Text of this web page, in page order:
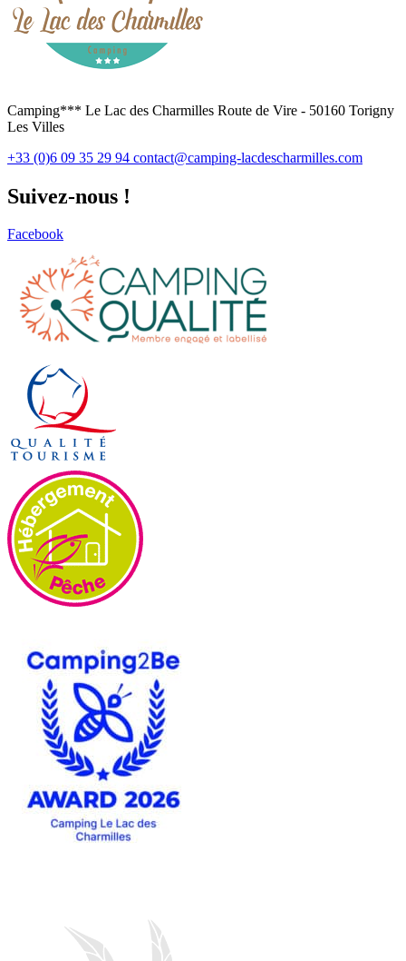
Camping*** Le Lac des Charmilles Route de Vire - 50160 Torigny
Les Villes
+33 (0)6 09 35 29 94 contact@camping-lacdescharmilles.com
Suivez-nous !
Facebook